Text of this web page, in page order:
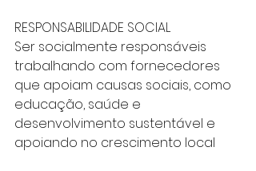
RESPONSABILIDADE SOCIAL
Ser socialmente responsáveis
trabalhando com fornecedores
que apoiam causas sociais, como
educação, saúde e
desenvolvimento sustentável e
apoiando no crescimento local